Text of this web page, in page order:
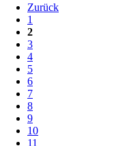
Zurück
1
2
3
4
5
6
7
8
9
10
11